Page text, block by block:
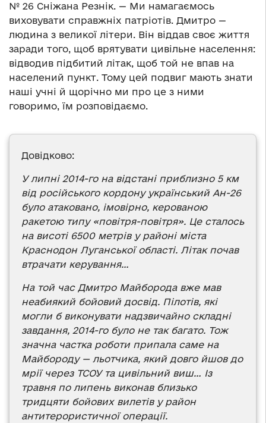
№ 26 Сніжана Резнік. — Ми намагаємось
виховувати справжніх патріотів. Дмитро —
людина з великої літери. Він віддав своє життя
заради того, щоб врятувати цивільне населення:
відводив підбитий літак, щоб той не впав на
населений пункт. Тому цей подвиг мають знати
наші учні й щорічно ми про це з ними
говоримо, їм розповідаємо.
Довідково:
У липні 2014-го на відстані приблизно 5 км
від російського кордону український Ан-26
було атаковано, імовірно, керованою
ракетою типу «повітря-повітря». Це сталось
на висоті 6500 метрів у районі міста
Краснодон Луганської області. Літак почав
втрачати керування…
На той час Дмитро Майборода вже мав
неабиякий бойовий досвід. Пілотів, які
могли б виконувати надзвичайно складні
завдання, 2014-го було не так багато. Тож
значна частка роботи припала саме на
Майбороду — льотчика, який довго йшов до
мрії через ТСОУ та цивільний виш… Із
травня по липень виконав близько
тридцяти бойових вилетів у район
антитерористичної операції.